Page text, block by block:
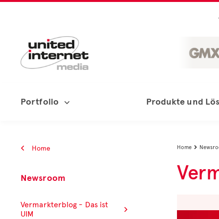
Portfolio Produkte und
Home
Newsroom
Vermarkterblog - Das ist
UIM
Home 